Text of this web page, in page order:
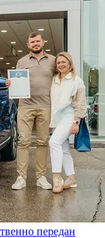
передан